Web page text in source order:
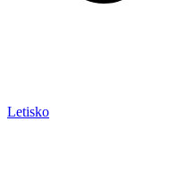
Letisko